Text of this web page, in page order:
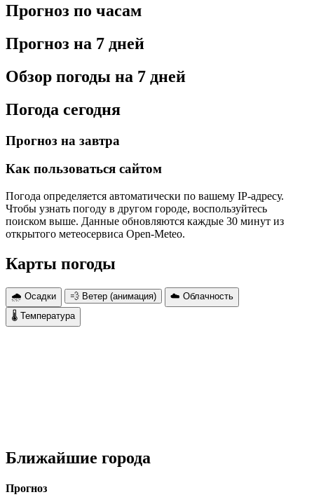
Прогноз по часам
Прогноз на 7 дней
Обзор погоды на 7 дней
Погода сегодня
Прогноз на завтра
Как пользоваться сайтом
Погода определяется автоматически по вашему IP-адресу.
Чтобы узнать погоду в другом городе, воспользуйтесь
поиском выше. Данные обновляются каждые 30 минут из
открытого метеосервиса Open-Meteo.
Карты погоды
🌧 Осадки 💨 Ветер (анимация)
☁️ Облачность
🌡 Температура
Ближайшие города
Прогноз